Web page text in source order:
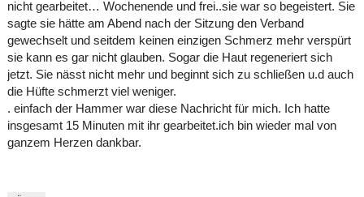
nicht gearbeitet… Wochenende und frei..sie war so begeistert. Sie
sagte sie hätte am Abend nach der Sitzung den Verband
gewechselt und seitdem keinen einzigen Schmerz mehr verspürt
sie kann es gar nicht glauben. Sogar die Haut regeneriert sich
jetzt. Sie nässt nicht mehr und beginnt sich zu schließen u.d auch
die Hüfte schmerzt viel weniger.
. einfach der Hammer war diese Nachricht für mich. Ich hatte
insgesamt 15 Minuten mit ihr gearbeitet.ich bin wieder mal von
ganzem Herzen dankbar.